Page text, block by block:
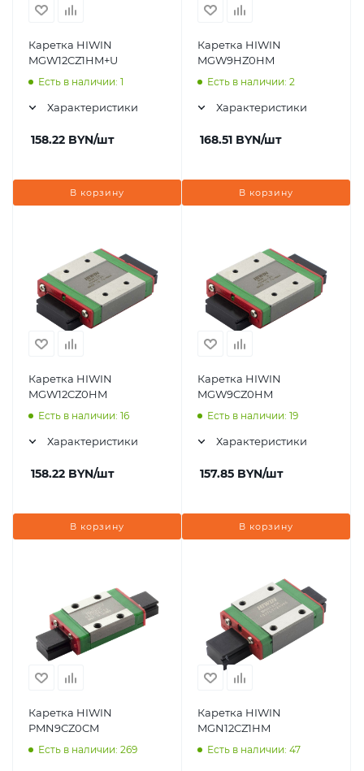
Каретка HIWIN
MGW12CZ1HM+U
Есть в наличии: 1
Характеристики
158.22 BYN/шт
В корзину
Каретка HIWIN
MGW9HZ0HM
Есть в наличии: 2
Характеристики
168.51 BYN/шт
В корзину
Каретка HIWIN
MGW12CZ0HM
Есть в наличии: 16
Характеристики
158.22 BYN/шт
В корзину
Каретка HIWIN
MGW9CZ0HM
Есть в наличии: 19
Характеристики
157.85 BYN/шт
В корзину
Каретка HIWIN
PMN9CZ0CM
Есть в наличии: 269
Каретка HIWIN
MGN12CZ1HM
Есть в наличии: 47